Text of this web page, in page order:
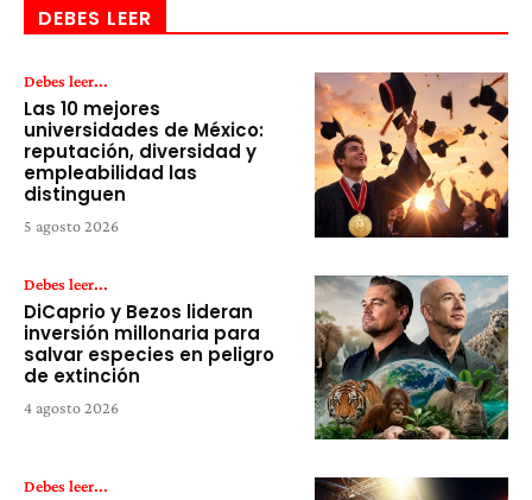
DEBES LEER
Debes leer...
Las 10 mejores
universidades de México:
reputación, diversidad y
empleabilidad las
distinguen
5 agosto 2026
Debes leer...
DiCaprio y Bezos lideran
inversión millonaria para
salvar especies en peligro
de extinción
4 agosto 2026
Debes leer...